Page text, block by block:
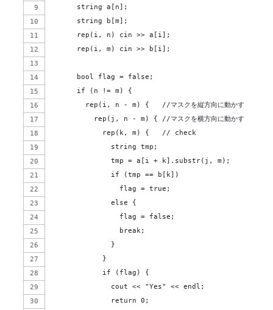
      string a[n];
      string b[m];
      rep(i, n) cin >> a[i];
      rep(i, m) cin >> b[i];
      bool flag = false;
      if (n != m) {
        rep(i, n - m) {   //マスクを縦方向に動かす
          rep(j, n - m) { //マスクを横方向に動かす
            rep(k, m) {   // check
              string tmp;
              tmp = a[i + k].substr(j, m);
              if (tmp == b[k])
                flag = true;
              else {
                flag = false;
                break;
              }
            }
            if (flag) {
              cout << "Yes" << endl;
              return 0;